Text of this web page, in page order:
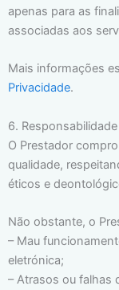
apenas para as
associadas aos
Mais informações
Privacidade.
6. Responsabilidade
O Prestador
qualidade,
éticos e
Não obstante, o
– Mau
eletrónica;
– Atrasos ou falhas